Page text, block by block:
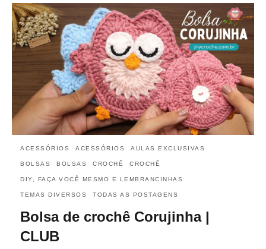
ACESSÓRIOS ACESSÓRIOS AULAS EXCLUSIVAS
BOLSAS BOLSAS CROCHÊ CROCHÊ
DIY, FAÇA VOCÊ MESMO E LEMBRANCINHAS
TEMAS DIVERSOS TODAS AS POSTAGENS
Bolsa de crochê Corujinha |
CLUB